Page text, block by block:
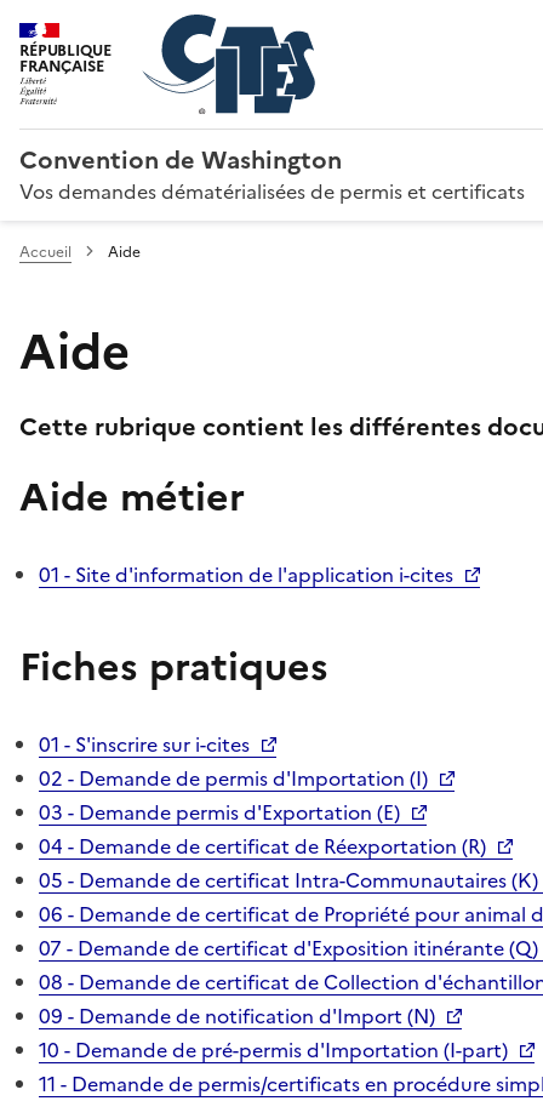
RÉPUBLIQUE
FRANÇAISE
Convention de Washington
Vos demandes dématérialisées de permis et certificats
Accueil Aide
Aide
Cette rubrique contient les différentes
Aide métier
01 - Site d'information de l'application i-cites
Fiches pratiques
01 - S'inscrire sur i-cites
02 - Demande de permis d'Importation (I)
03 - Demande permis d'Exportation (E)
04 - Demande de certificat de Réexportation (R)
05 - Demande de certificat Intra-Communautaires (K)
06 - Demande de certificat de Propriété pour animal
07 - Demande de certificat d'Exposition itinérante (Q)
08 - Demande de certificat de Collection
09 - Demande de notification d'Import (N)
10 - Demande de pré-permis d'Importation (I-part)
11 - Demande de permis/certificats en procédure